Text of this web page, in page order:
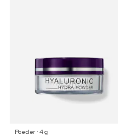
Poeder ⋅ 4 g